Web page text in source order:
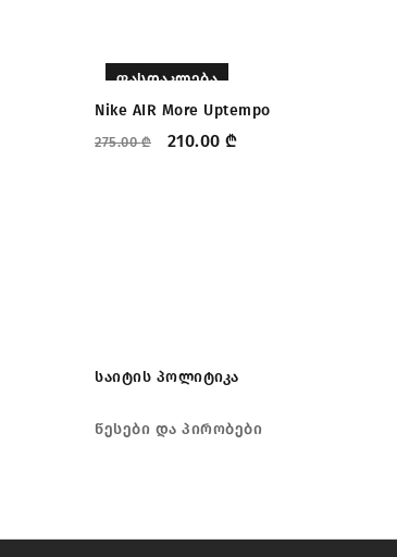
ᲤᲐᲡᲓᲐᲙᲚᲔᲑᲐ
Nike AIR More Uptempo
275.00₾ 210.00 ₾
საიტის პოლიტიკა
წესები და პირობები